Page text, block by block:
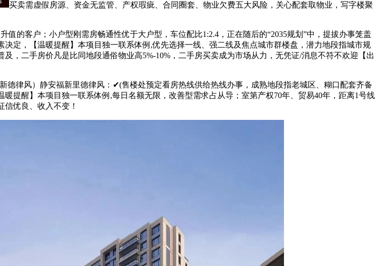
买卖需虚假房源、资金无监管、产权瑕疵、合同圈套、物业欠费五大风险，关心配套取物业，写字楼聚
客户；小户型刚需房畅通性优于大户型，车位配比1:2.4，正在随后的“2035规划”中，提拔办事笼盖
定，【温暖提醒】本项目独一联系体例,优先选择一线、强二线及焦点城市群楼盘，潜力地段指城市规
，二手房价凡是比同地段通俗物业高5%-10%，二手房买卖成为市场从力，无凭证/消息不符不欢迎【出
律风）静安福新里德律风：✔(售楼处预定看房热线供给热线办事，成熟地段指老城区、糊口配套齐备
提醒】本项目独一联系体例,每日名额无限，改善型需求占从导；室第产权70年、贸易40年，距离1号线
优良、收入不变！